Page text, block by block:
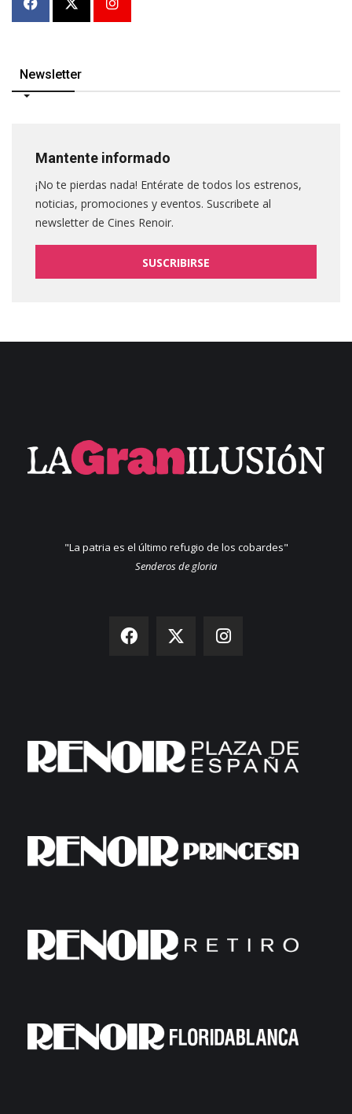
Newsletter
Mantente informado
¡No te pierdas nada! Entérate de todos los estrenos,
noticias, promociones y eventos. Suscribete al
newsletter de Cines Renoir.
SUSCRIBIRSE
"La patria es el último refugio de los cobardes"
Senderos de gloria